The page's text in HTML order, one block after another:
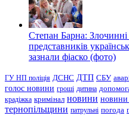
Степан Барна:
представників
зазнали фіаско (фото)
ГУ НП поліція ДСНС ДТП СБУ
голос новини гроші дитина
крадіжка кримінал новини новини
тернопільщини патрульні погода